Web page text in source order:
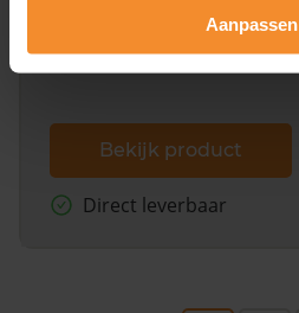
Aanpassen
dit inclusief de luchtfoto!
Bekijk product
Direct leverbaar